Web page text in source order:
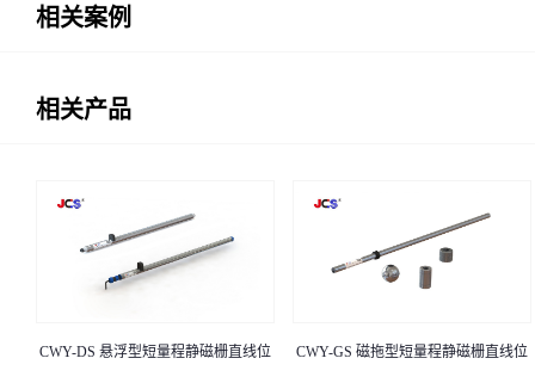
相关案例
相关产品
CWY-DS 悬浮型短量程静磁栅直线位 CWY-GS 磁拖型短量程静磁栅直线位